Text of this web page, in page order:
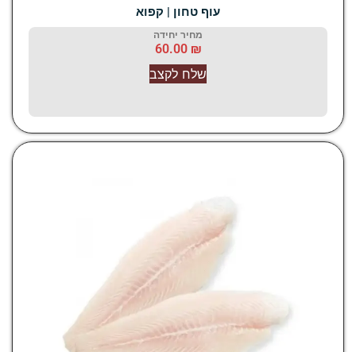
עוף טחון | קפוא
מחיר יחידה
60.00
שלח לקצב